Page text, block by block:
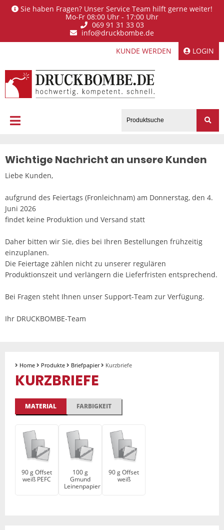
Sie haben Fragen? Unser Service Team hilft gerne weiter!
Mo-Fr 08:00 Uhr - 17:00 Uhr
069 91 31 33 03
info@druckbombe.de
KUNDE WERDEN
LOGIN
Wichtige Nachricht an unsere Kunden
Liebe Kunden,
aufgrund des Feiertags (Fronleichnam) am Donnerstag, den 4.
Juni 2026
findet keine Produktion und Versand statt
Daher bitten wir Sie, dies bei Ihren Bestellungen frühzeitig
einzuplanen.
Die Feiertage zählen nicht zu unserer regulären
Produktionszeit und verlängern die Lieferfristen entsprechend.
Bei Fragen steht Ihnen unser Support-Team zur Verfügung.
Ihr DRUCKBOMBE-Team
Home Produkte Briefpapier Kurzbriefe
KURZBRIEFE
MATERIAL FARBIGKEIT
90 g Offset
weiß PEFC
100 g
Gmund
Leinenpapier
90 g Offset
weiß